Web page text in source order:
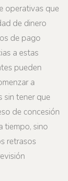
operativas que
de dinero
de pago
a estas
pueden
a
sin tener que
de concesión
tiempo, sino
retrasos